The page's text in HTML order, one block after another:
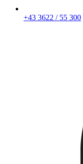
+43 3622 / 55 300